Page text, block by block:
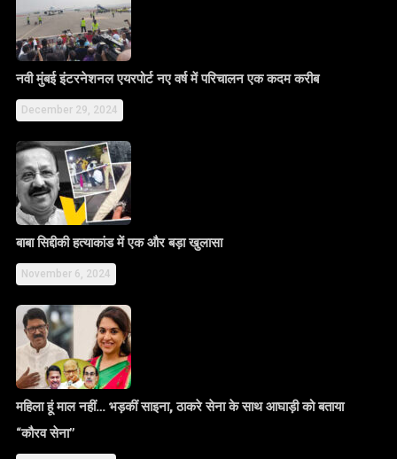
नवी मुंबई इंटरनेशनल एयरपोर्ट नए वर्ष में परिचालन एक कदम करीब
December 29, 2024
बाबा सिद्दीकी हत्याकांड में एक और बड़ा खुलासा
November 6, 2024
महिला हूं माल नहीं… भड़कीं साइना, ठाकरे सेना के साथ आघाड़ी को बताया
“कौरव सेना”